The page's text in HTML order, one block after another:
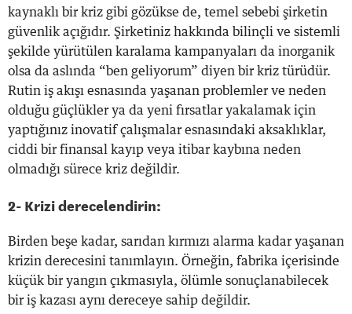
kaynaklı bir kriz gibi gözükse de, temel sebebi şirketin
güvenlik açığıdır. Şirketiniz hakkında bilinçli ve sistemli
şekilde yürütülen karalama kampanyaları da inorganik
olsa da aslında “ben geliyorum” diyen bir kriz türüdür.
Rutin iş akışı esnasında yaşanan problemler ve neden
olduğu güçlükler ya da yeni fırsatlar yakalamak için
yaptığınız inovatif çalışmalar esnasındaki aksaklıklar,
ciddi bir finansal kayıp veya itibar kaybına neden
olmadığı sürece kriz değildir.
2- Krizi derecelendirin:
Birden beşe kadar, sarıdan kırmızı alarma kadar yaşanan
krizin derecesini tanımlayın. Örneğin, fabrika içerisinde
küçük bir yangın çıkmasıyla, ölümle sonuçlanabilecek
bir iş kazası aynı dereceye sahip değildir.